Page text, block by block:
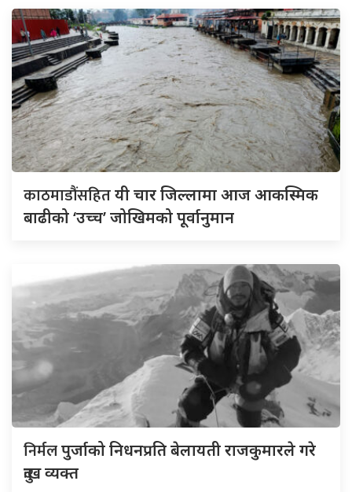
काठमाडौंसहितयी चार जिल्लामा आज आकस्मिक
बाढीको ‘उच्च’ जोखिमको पूर्वानुमान
निर्मलपुर्जाको निधनप्रति बेलायती राजकुमारले गरे
दुःख व्यक्त